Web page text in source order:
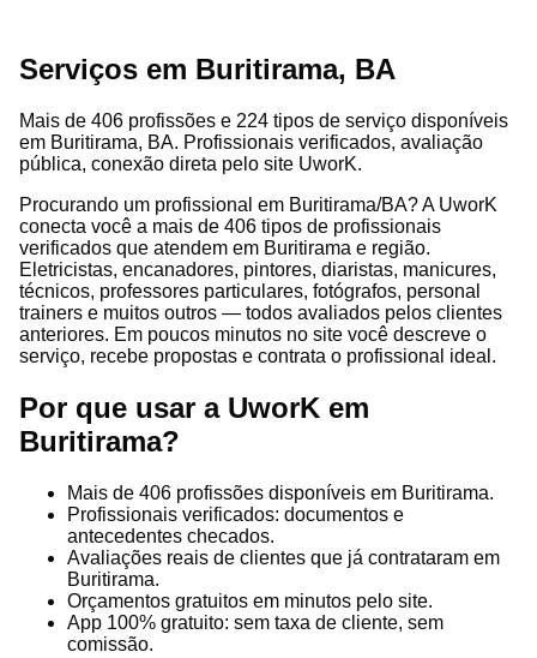
Serviços em Buritirama, BA
Mais de 406 profissões e 224 tipos de serviço disponíveis
em Buritirama, BA. Profissionais verificados, avaliação
pública, conexão direta pelo site UworK.
Procurando um profissional em Buritirama/BA? A UworK
conecta você a mais de 406 tipos de profissionais
verificados que atendem em Buritirama e região.
Eletricistas, encanadores, pintores, diaristas, manicures,
técnicos, professores particulares, fotógrafos, personal
trainers e muitos outros — todos avaliados pelos clientes
anteriores. Em poucos minutos no site você descreve o
serviço, recebe propostas e contrata o profissional ideal.
Por que usar a UworK em
Buritirama?
Mais de 406 profissões disponíveis em Buritirama.
Profissionais verificados: documentos e
antecedentes checados.
Avaliações reais de clientes que já contrataram em
Buritirama.
Orçamentos gratuitos em minutos pelo site.
App 100% gratuito: sem taxa de cliente, sem
comissão.